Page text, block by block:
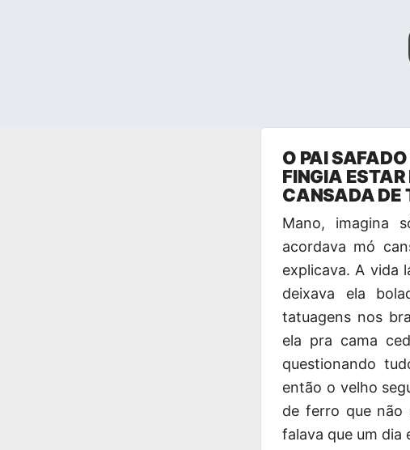
O PAI
FINGIA
CANSADA DE
Mano, imagina
acordava mó
explicava. A vida
deixava ela
tatuagens nos
ela pra cama
questionando
então o velho
de ferro que não
falava que um dia